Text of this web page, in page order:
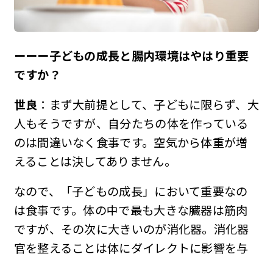
ーーー子どもの成長と腸内環境はやはり重要
ですか？
世良 ：まず大前提として、子どもに限らず、大
人もそうですが、自分たちの体を作っている
のは間違いなく食事です。空気から体重が増
えることは決してありません。
なので、「子どもの成長」において重要なの
は食事です。体の中で最も大きな臓器は筋肉
ですが、その次に大きいのが消化器。消化器
官を整えることは体にダイレクトに影響を与